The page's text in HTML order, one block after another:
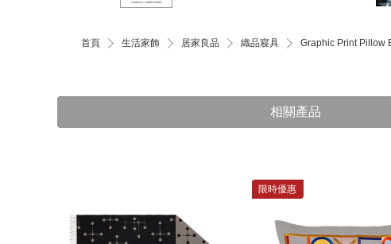
首頁 生活家飾 居家良品 織品寢具 Graphic Print Pillow
相關產品
限時優惠